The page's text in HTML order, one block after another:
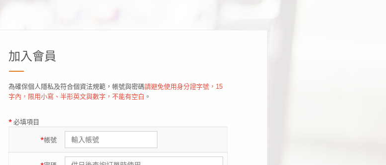
加入會員
為確保個人隱私及符合個資法規範，帳號與密碼請避免使用身分證字號，15
字內，限用小寫、半形英文與數字，不能有空白 。
*必填項目
*帳號